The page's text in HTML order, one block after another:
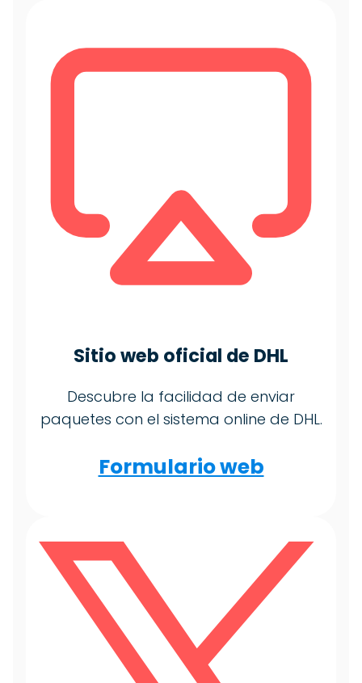
Sitio web oficial de DHL
Descubre la facilidad de enviar
paquetes con el sistema online de DHL.
Formulario web